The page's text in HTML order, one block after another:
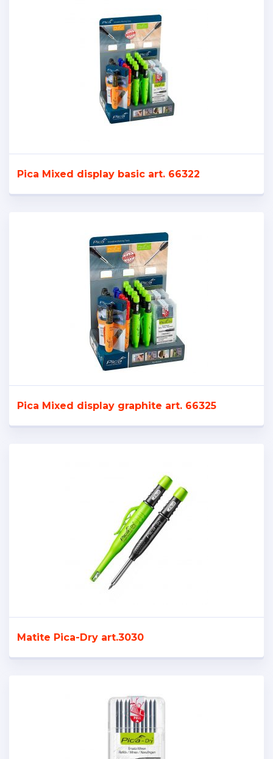
Pica Mixed display basic art. 66322
Pica Mixed display graphite art. 66325
Matite Pica-Dry art.3030